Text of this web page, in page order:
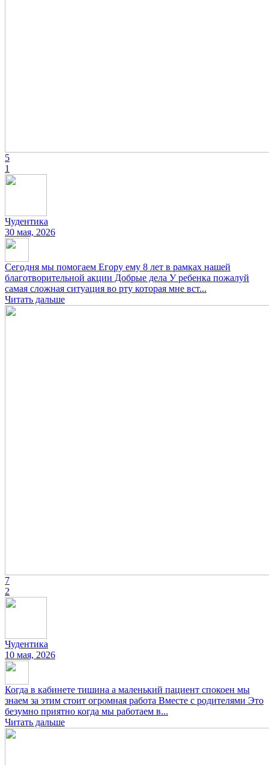
5
1
Чудентика
30 мая, 2026
Сегодня мы помогаем Егору ему 8 лет в рамках нашей
благотворительной акции Добрые дела У ребенка пожалуй
самая сложная ситуация во рту которая мне вст...
Читать дальше
7
2
Чудентика
10 мая, 2026
Когда в кабинете тишина а маленький пациент спокоен мы
знаем за этим стоит огромная работа Вместе с родителями Это
безумно приятно когда мы работаем в...
Читать дальше